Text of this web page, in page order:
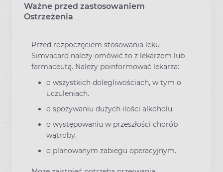
Ważne przed zastosowaniem
Ostrzeżenia
Przed rozpoczęciem stosowania leku
Simvacard należy omówić to z lekarzem lub
farmaceutą. Należy poinformować lekarza:
o wszystkich dolegliwościach, w tym o
uczuleniach.
o spożywaniu dużych ilości alkoholu.
o występowaniu w przeszłości chorób
wątroby.
o planowanym zabiegu operacyjnym.